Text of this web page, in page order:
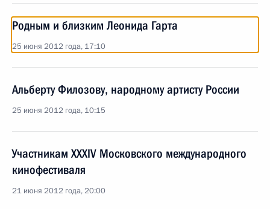
Родным и близким Леонида Гарта
25 июня 2012 года, 17:10
Альберту Филозову, народному артисту России
25 июня 2012 года, 10:15
Участникам XXXIV Московского международного
кинофестиваля
21 июня 2012 года, 20:00